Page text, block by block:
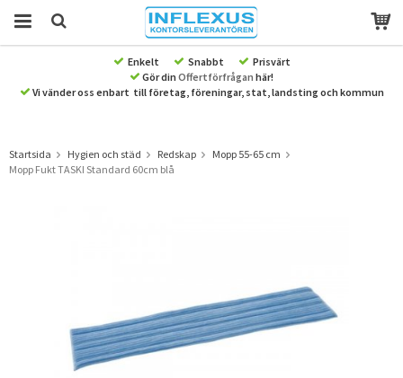
Produkten har blivit tillagd i varukorgen
Enkelt Snabbt
Prisvärt
Gör din Offertförfrågan här!
Vi vänder oss enbart till företag, föreningar, stat, landsting och kommun
Startsida Hygien och städ Redskap
Mopp 55-65 cm
Mopp Fukt TASKI Standard 60cm blå